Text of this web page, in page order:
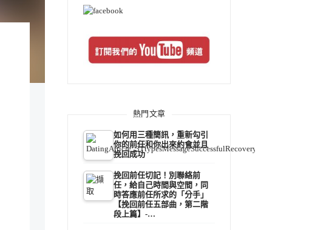
熱門文章
如何用三種簡訊，重新勾引
你的前任和你出來約會並且
挽回成功
挽回前任切記！別聯絡前
任，給自己時間與空間，同
時答應前任所求的「分手」
【挽回前任五部曲，第二階
段上篇】-…